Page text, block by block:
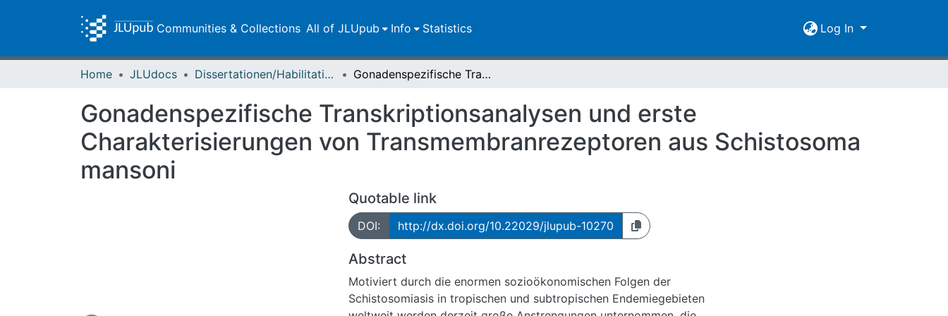
Communities & Collections All of JLUpub Info Statistics Log In
Home JLUdocs Dissertationen/Habilitationen Gonadenspezifische Transkriptionsanalysen und erste Charakterisierungen von Transmembranrezeptoren aus Schistosoma mansoni
Gonadenspezifische Transkriptionsanalysen und erste
Charakterisierungen von Transmembranrezeptoren aus Schistosoma
mansoni
Quotable link
DOI: http://dx.doi.org/10.22029/jlupub-10270
Abstract
Motiviert durch die enormen sozioökonomischen Folgen der
Schistosomiasis in tropischen und subtropischen Endemiegebieten